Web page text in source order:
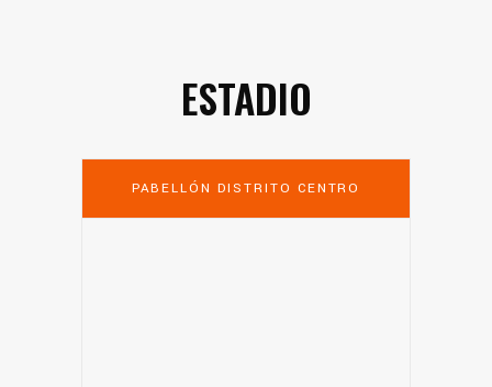
ESTADIO
PABELLÓN DISTRITO CENTRO